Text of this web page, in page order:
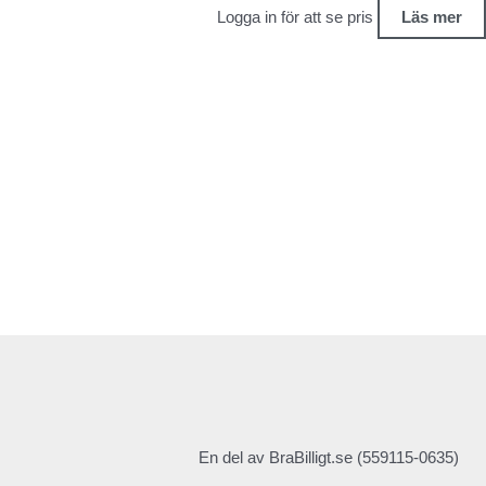
Logga in för att se pris Läs mer
En del av BraBilligt.se (559115-0635)